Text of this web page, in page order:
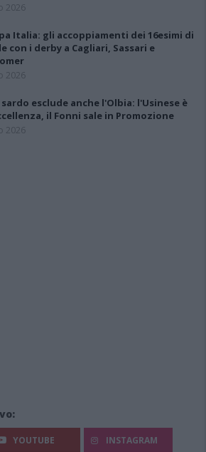
2026
Italia: gli accoppiamenti dei 16esimi di
con i derby a Cagliari, Sassari e
2026
sardo esclude anche l'Olbia: l'Usinese è
il Fonni sale in Promozione
2026
YOUTUBE INSTAGRAM